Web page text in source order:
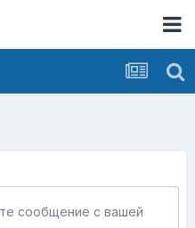
сообщение с вашей